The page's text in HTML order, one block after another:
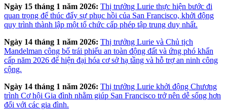
Ngày 15 tháng 1 năm 2026: Thị trưởng Lurie thực hiện bước đi
quan trọng để thúc đẩy sự phục hồi của San Francisco, khởi động
quy trình thành lập một tổ chức cấp phép tập trung duy nhất.
Ngày 14 tháng 1 năm 2026: Thị trưởng Lurie và Chủ tịch
Mandelman công bố trái phiếu an toàn động đất và ứng phó khẩn
cấp năm 2026 để hiện đại hóa cơ sở hạ tầng và hỗ trợ an ninh công
cộng.
Ngày 14 tháng 1 năm 2026: Thị trưởng Lurie khởi động Chương
trình Cơ hội Gia đình nhằm giúp San Francisco trở nên dễ sống hơn
đối với các gia đình.